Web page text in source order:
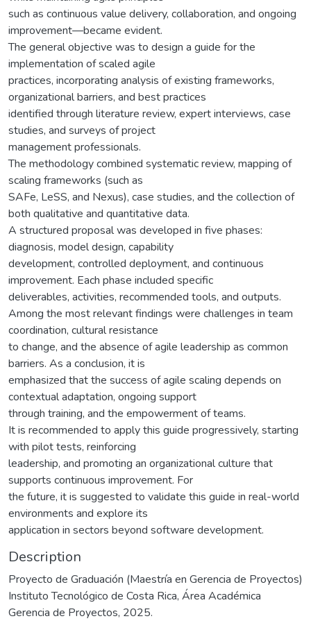
such as continuous value delivery, collaboration, and ongoing
improvement—became evident.
The general objective was to design a guide for the
implementation of scaled agile
practices, incorporating analysis of existing frameworks,
organizational barriers, and best practices
identified through literature review, expert interviews, case
studies, and surveys of project
management professionals.
The methodology combined systematic review, mapping of
scaling frameworks (such as
SAFe, LeSS, and Nexus), case studies, and the collection of
both qualitative and quantitative data.
A structured proposal was developed in five phases:
diagnosis, model design, capability
development, controlled deployment, and continuous
improvement. Each phase included specific
deliverables, activities, recommended tools, and outputs.
Among the most relevant findings were challenges in team
coordination, cultural resistance
to change, and the absence of agile leadership as common
barriers. As a conclusion, it is
emphasized that the success of agile scaling depends on
contextual adaptation, ongoing support
through training, and the empowerment of teams.
It is recommended to apply this guide progressively, starting
with pilot tests, reinforcing
leadership, and promoting an organizational culture that
supports continuous improvement. For
the future, it is suggested to validate this guide in real-world
environments and explore its
application in sectors beyond software development.
Description
Proyecto de Graduación (Maestría en Gerencia de Proyectos)
Instituto Tecnológico de Costa Rica, Área Académica
Gerencia de Proyectos, 2025.